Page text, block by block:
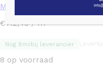
Marmer / Natuursteen
€112,46/ m
Nog 8m2bij leverancier
8 op voorraad